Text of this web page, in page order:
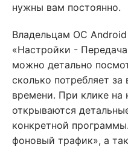
нужны вам постоянно.
Владельцам ОС
«Настройки -
можно детально
сколько потребляет
времени. При клике на
открываются
конкретной
фоновый трафик», а